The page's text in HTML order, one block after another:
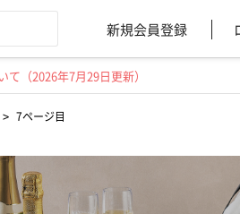
新規会員登録
（2026年7月29日更新）
> 7ページ目